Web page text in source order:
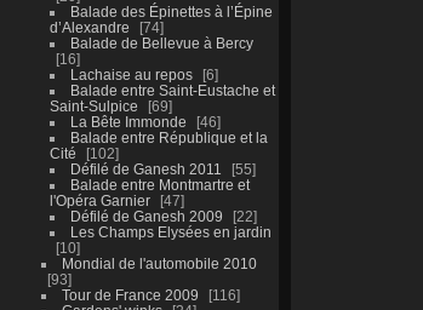
Balade des Épinettes à l’Épine
d’Alexandre
74
Balade de Bellevue à Bercy
16
Lachaise au repos
6
Balade entre Saint-Eustache et
Saint-Sulpice
69
La Bête Immonde
46
Balade entre République et la
Cité
102
Défilé de Ganesh 2011
55
Balade entre Montmartre et
l'Opéra Garnier
47
Défilé de Ganesh 2009
22
Les Champs Elysées en jardin
10
Mondial de l'automobile 2010
93
Tour de France 2009
116